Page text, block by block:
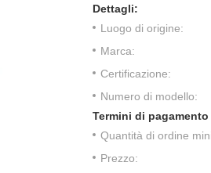
Dettagli:
Luogo di origine:
Marca:
Certificazione:
Numero di modello:
Termini di
Quantità di ordine
Prezzo: